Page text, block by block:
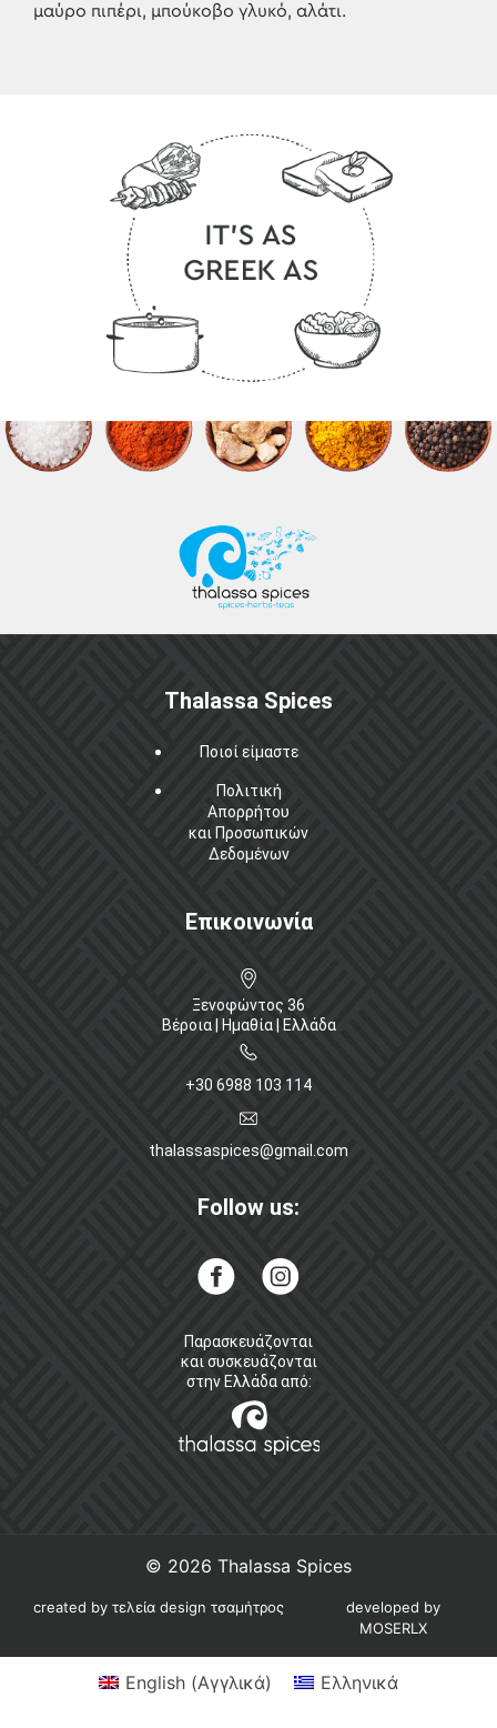
μαύρο πιπέρι, μπούκοβο γλυκό, αλάτι.
Thalassa Spices
Ποιοί είμαστε
Πολιτική
Απορρήτου
και Προσωπικών
Δεδομένων
Επικοινωνία
Ξενοφώντος 36
Βέροια | Ημαθία | Ελλάδα
+30 6988 103 114
thalassaspices@gmail.com
Follow us:
Παρασκευάζονται
και συσκευάζονται
στην Ελλάδα από:
© 2026 Thalassa Spices
created by τελεία design τσαμήτρος
developed by
MOSERLX
English (Αγγλικά) Ελληνικά